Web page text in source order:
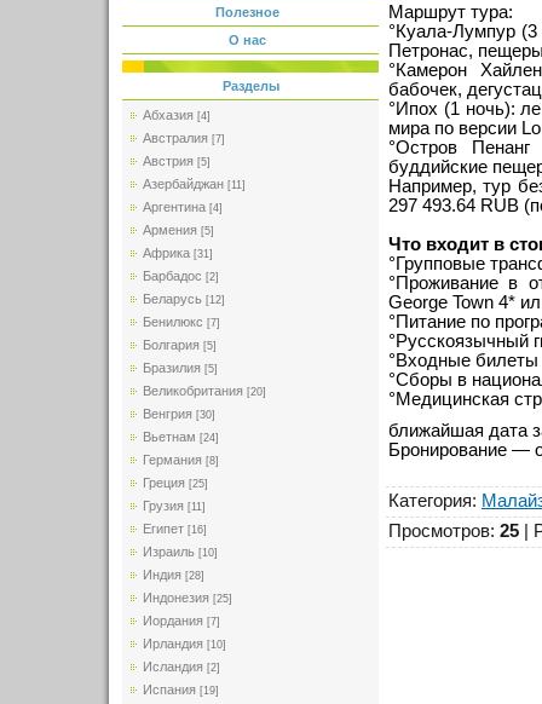
Полезное
О нас
Разделы
Абхазия [4]
Австралия [7]
Австрия [5]
Азербайджан [11]
Аргентина [4]
Армения [5]
Африка [31]
Барбадос [2]
Беларусь [12]
Бенилюкс [7]
Болгария [5]
Бразилия [5]
Великобритания [20]
Венгрия [30]
Вьетнам [24]
Германия [8]
Греция [25]
Грузия [11]
Египет [16]
Израиль [10]
Индия [28]
Индонезия [25]
Иордания [7]
Ирландия [10]
Исландия [2]
Испания [19]
Маршрут тура:
°Куала-Лумпур
Петронас,
°Камерон
бабочек,
°Ипох (1 ночь):
мира по версии
°Остров
буддийские
Например, тур
297 493.64 RUB
Что входит в
°Групповые
°Проживание в
George Town 4*
°Питание по
°Русскоязычный
°Входные билеты
°Сборы в
°Медицинская
ближайшая дата
Бронирование —
Категория:
Просмотров: 25